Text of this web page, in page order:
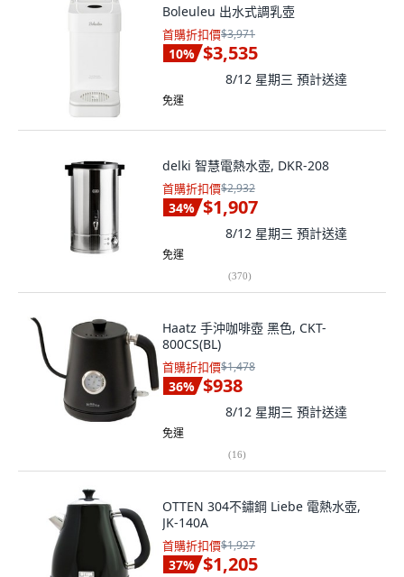
Boleuleu 出水式調乳壺
首購折扣價$3,971
10% $3,535
8/12 星期三 預計送達
免運
delki 智慧電熱水壺, DKR-208
首購折扣價$2,932
34% $1,907
8/12 星期三 預計送達
免運
(370)
Haatz 手沖咖啡壺 黑色, CKT-
800CS(BL)
首購折扣價$1,478
36% $938
8/12 星期三 預計送達
免運
(16)
OTTEN 304不鏽鋼 Liebe 電熱水壺,
JK-140A
首購折扣價$1,927
37% $1,205